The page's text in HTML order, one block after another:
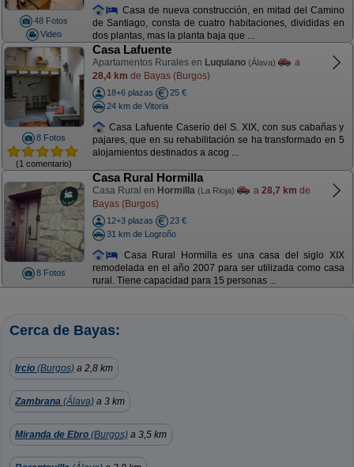
48 Fotos
Video
Casa de nueva construcción, en mitad del Camino
de Santiago, consta de cuatro habitaciones, divididas en
dos plantas, mas la planta baja que ...
8 Fotos
(1 comentario)
Casa Lafuente
Apartamentos Rurales en Luquiano (Álava)
a
28,4 km de Bayas (Burgos)
18+6 plazas
25 €
24 km de Vitoria
Casa Lafuente Caserío del S. XIX, con sus cabañas y
pajares, que en su rehabilitación se ha transformado en 5
alojamientos destinados a acog ...
8 Fotos
Casa Rural Hormilla
Casa Rural en Hormilla (La Rioja) a 28,7 km de
Bayas (Burgos)
12+3 plazas
23 €
31 km de Logroño
Casa Rural Hormilla es una casa del siglo XIX
remodelada en el año 2007 para ser utilizada como casa
rural. Tiene capacidad para 15 personas ...
Cerca de Bayas:
Ircio (Burgos) a 2,8 km
Zambrana (Álava) a 3 km
Miranda de Ebro (Burgos) a 3,5 km